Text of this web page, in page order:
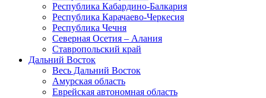
Республика Кабардино-Балкария
Республика Карачаево-Черкесия
Республика Чечня
Северная Осетия – Алания
Ставропольский край
Дальний Восток
Весь Дальний Восток
Амурская область
Еврейская автономная область